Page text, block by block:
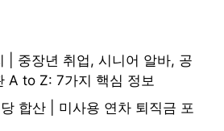
| 중장년 취업, 시니어 알바, 공
A to Z: 7가지 핵심 정보
합산 | 미사용 연차 퇴직금 포